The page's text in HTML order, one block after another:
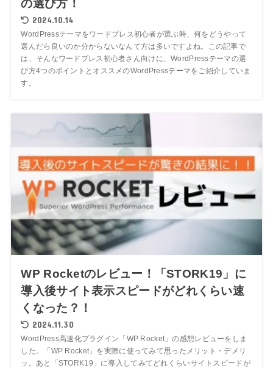
の選び方！
2024.10.14
WordPressテーマをワードプレス初心者が選ぶ時、何をどうやって
選んだら良いのか分からないなんて方は多いですよね。この記事で
は、そんなワードプレス初心者さん向けに、WordPressテーマの選
び方4つのポイントとオススメのWordPressテーマをご紹介していま
す。
WP Rocketのレビュー！「STORK19」に
導入後サイト表示スピードがどれくらい速
くなった？！
2024.11.30
WordPress高速化プラグイン「WP Rocket」の感想レビューをしま
した。「WP Rocket」を実際に使ってみて思ったメリット・デメリ
ッ。あと「STORK19」に導入してみてどれくらいサイトスピードが